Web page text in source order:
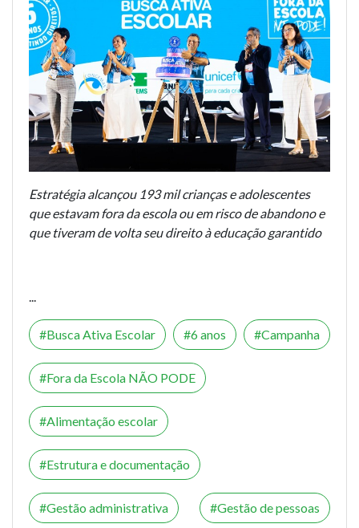
Estratégia alcançou 193 mil crianças e adolescentes
que estavam fora da escola ou em risco de abandono e
que tiveram de volta seu direito à educação garantido
...
Busca Ativa Escolar 6 anos Campanha
Fora da Escola NÃO PODE
Alimentação escolar
Estrutura e documentação
Gestão administrativa Gestão de pessoas